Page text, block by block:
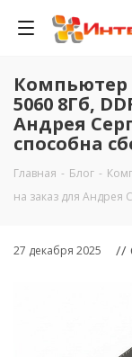
Компьютер
5060 8Гб,
Андрея
способна
Главная - Блог -
на заказ для Андрея
27 декабря 2025 //